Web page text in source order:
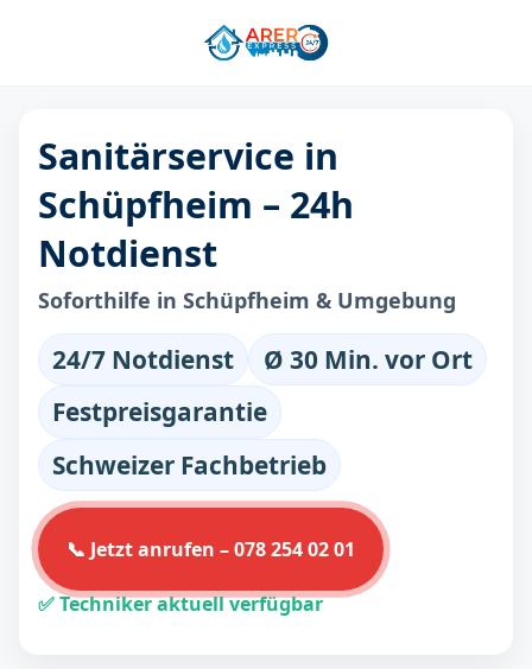
Sanitärservice in
Schüpfheim – 24h
Notdienst
Soforthilfe in Schüpfheim & Umgebung
24/7 Notdienst
Ø 30 Min. vor Ort
Festpreisgarantie
Schweizer Fachbetrieb
📞 Jetzt anrufen – 078 254 02 01
✅ Techniker aktuell verfügbar